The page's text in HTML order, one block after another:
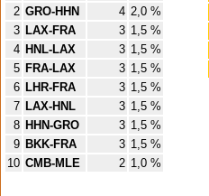
2 GRO-HHN 4 2,0 %
3 LAX-FRA 3 1,5 %
4 HNL-LAX 3 1,5 %
5 FRA-LAX 3 1,5 %
6 LHR-FRA 3 1,5 %
7 LAX-HNL 3 1,5 %
8 HHN-GRO 3 1,5 %
9 BKK-FRA 3 1,5 %
10 CMB-MLE 2 1,0 %